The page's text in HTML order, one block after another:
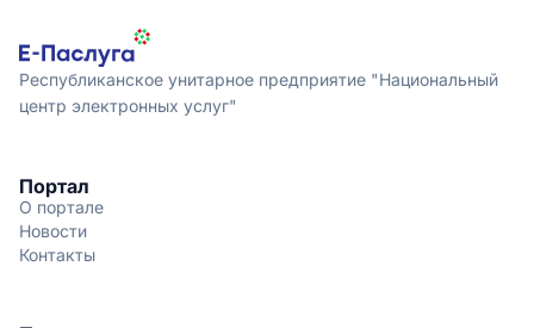
Республиканское унитарное предприятие "Национальный
центр электронных услуг"
Портал
О портале
Новости
Контакты